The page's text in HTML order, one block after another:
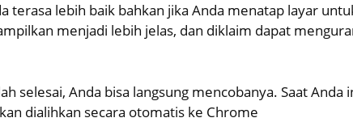
terasa lebih baik bahkan jika Anda menatap layar
menjadi lebih jelas, dan diklaim dapat
selesai, Anda bisa langsung mencobanya. Saat Anda
dialihkan secara otomatis ke Chrome